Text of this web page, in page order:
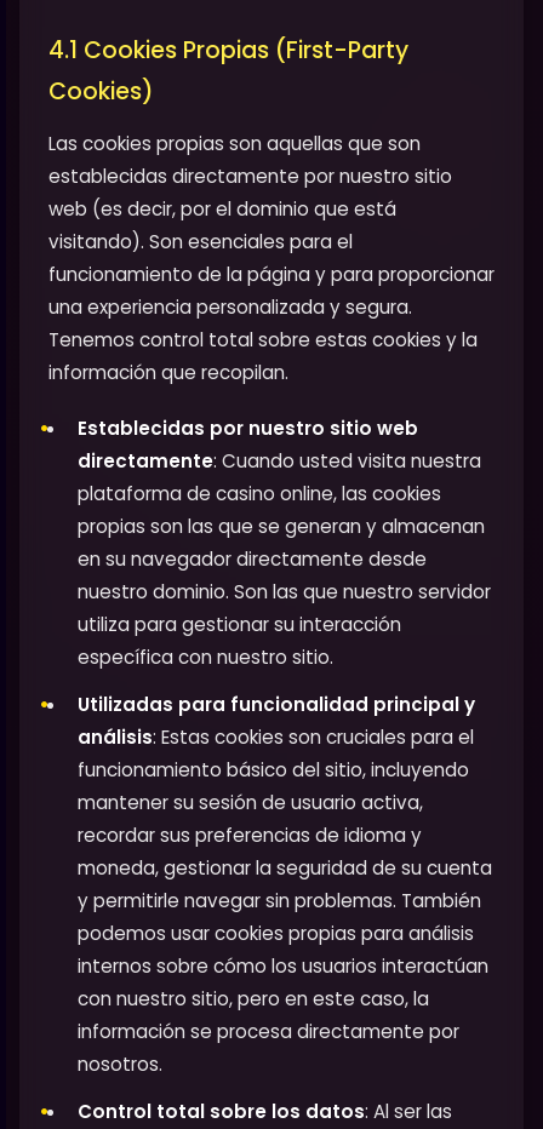
4.1 Cookies Propias (First-Party
Cookies)
Las cookies propias son aquellas que son
establecidas directamente por nuestro sitio
web (es decir, por el dominio que está
visitando). Son esenciales para el
funcionamiento de la página y para proporcionar
una experiencia personalizada y segura.
Tenemos control total sobre estas cookies y la
información que recopilan.
Establecidas por nuestro sitio web
directamente: Cuando usted visita nuestra
plataforma de casino online, las cookies
propias son las que se generan y almacenan
en su navegador directamente desde
nuestro dominio. Son las que nuestro servidor
utiliza para gestionar su interacción
específica con nuestro sitio.
Utilizadas para funcionalidad principal y
análisis: Estas cookies son cruciales para el
funcionamiento básico del sitio, incluyendo
mantener su sesión de usuario activa,
recordar sus preferencias de idioma y
moneda, gestionar la seguridad de su cuenta
y permitirle navegar sin problemas. También
podemos usar cookies propias para análisis
internos sobre cómo los usuarios interactúan
con nuestro sitio, pero en este caso, la
información se procesa directamente por
nosotros.
Control total sobre los datos: Al ser las